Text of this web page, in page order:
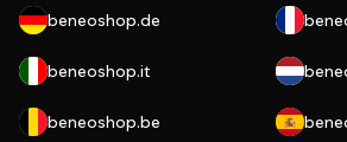
beneoshop.de
beneoshop.it
beneoshop.be